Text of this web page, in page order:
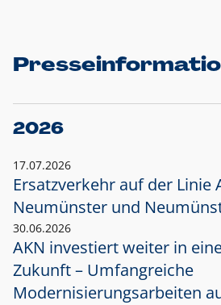
2026
17.07.2026
Ersatzverkehr auf der Linie
Neumünster und
30.06.2026
AKN investiert weiter in
Zukunft – Umfangreiche
Modernisierungsarbeiten